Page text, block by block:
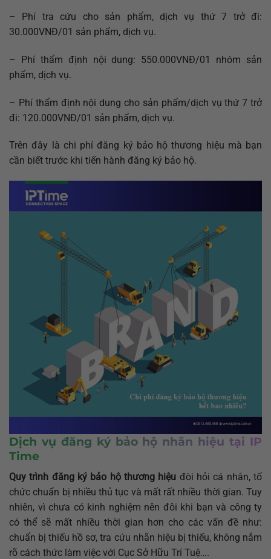
– Phí tra cứu cho sản phẩm, dịch vụ thứ 7 trở đi:
30.000VNĐ/01 sản phẩm, dịch vụ.
– Phí thẩm định nội dung: 550.000VNĐ/01 nhóm sản
phẩm, dịch vụ.
– Phí thẩm định nội dung cho sản phẩm/dịch vụ thứ 7 trở
đi: 120.000VNĐ/01 sản phẩm, dịch vụ.
Trên đây là chi phí đăng ký bảo hộ thương hiệu mà bạn
cần biết trước khi tiến hành đăng ký bảo hộ.
Dịch vụ đăng ký bảo hộ nhãn hiệu tại IP
Time
Quy trình đăng ký bảo hộ thương hiệu đòi hỏi cá nhân, tổ
chức chuẩn bị nhiều thủ tục và mất rất nhiều thời gian. Tuy
nhiên, vì chưa có kinh nghiệm nên đôi khi bạn và công ty
có thể sẽ mất nhiều thời gian hơn cho các vấn đề như:
chuẩn bị thiếu hồ sơ, tra cứu nhãn hiệu bị thiếu, không nắm
rõ cách thức làm việc với Cục Sở Hữu Trí Tuệ….